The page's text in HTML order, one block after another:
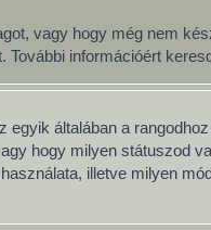
vagy hogy még nem
információért
általában a
hogy milyen státuszod
illetve milyen